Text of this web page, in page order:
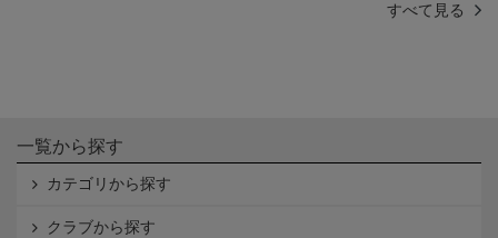
すべて見る
一覧から探す
カテゴリから探す
クラブから探す